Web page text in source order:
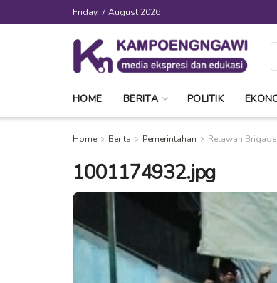
Friday, 7 August 2026
HOME BERITA POLITIK
Home Berita Pemerintahan Relawan
1001174932.jpg